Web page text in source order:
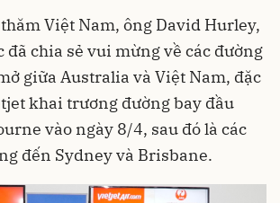
Việt Nam, ông David Hurley,
đã chia sẻ vui mừng về các đường
giữa Australia và Việt Nam, đặc
khai trương đường bay đầu
vào ngày 8/4, sau đó là các
đến Sydney và Brisbane.